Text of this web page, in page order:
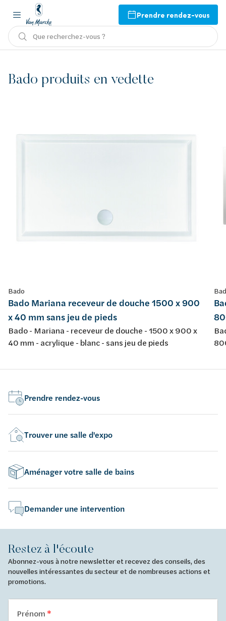
Prendre rendez-vous
Que recherchez-vous ?
Bado produits en vedette
Bado
Bado Mariana receveur de douche 1500 x 900
x 40 mm sans jeu de pieds
Bado - Mariana - receveur de douche - 1500 x 900 x
40 mm - acrylique - blanc - sans jeu de pieds
Prendre rendez-vous
Trouver une salle d'expo
Aménager votre salle de bains
Demander une intervention
Restez à l'écoute
Abonnez-vous à notre newsletter et recevez des conseils, des
nouvelles intéressantes du secteur et de nombreuses actions et
promotions.
Prénom